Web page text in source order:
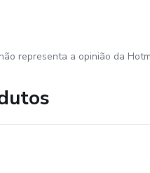
representa a opinião da